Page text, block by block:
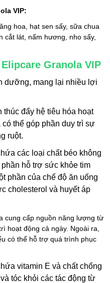
VIP:
hoa, hạt sen sấy, sữa chua
cắt lát, nấm hương, nho sấy,
Granola VIP
dưỡng, mang lại nhiều lợi
thúc đẩy hệ tiêu hóa hoạt
thể góp phần duy trì sự
ruột.
các loại chất béo không
hỗ trợ sức khỏe tim
phần của chế độ ăn uống
cholesterol và huyết áp
cung cấp nguồn năng lượng từ
hoạt động cả ngày. Ngoài ra,
có thể hỗ trợ quá trình phục
vitamin E và chất chống
tóc khỏi các tác động từ